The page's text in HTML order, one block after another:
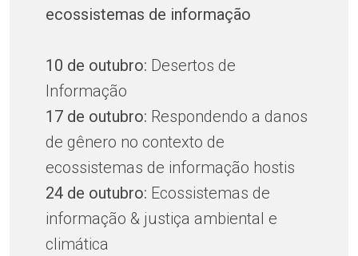
ecossistemas de informação
10 de outubro: Desertos de
Informação
17 de outubro: Respondendo a danos
de gênero no contexto de
ecossistemas de informação hostis
24 de outubro: Ecossistemas de
informação & justiça ambiental e
climática